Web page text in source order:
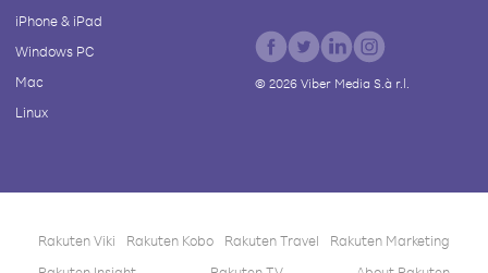
iPhone & iPad
Windows PC
Mac
Linux
© 2026Viber Media S.à r.l.
Rakuten Viki Rakuten Kobo Rakuten Travel
Rakuten Marketing